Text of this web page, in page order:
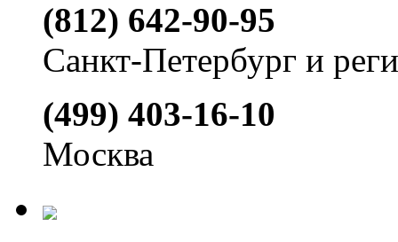
(812) 642-90-95
Санкт-Петербург и
(499) 403-16-10
Москва